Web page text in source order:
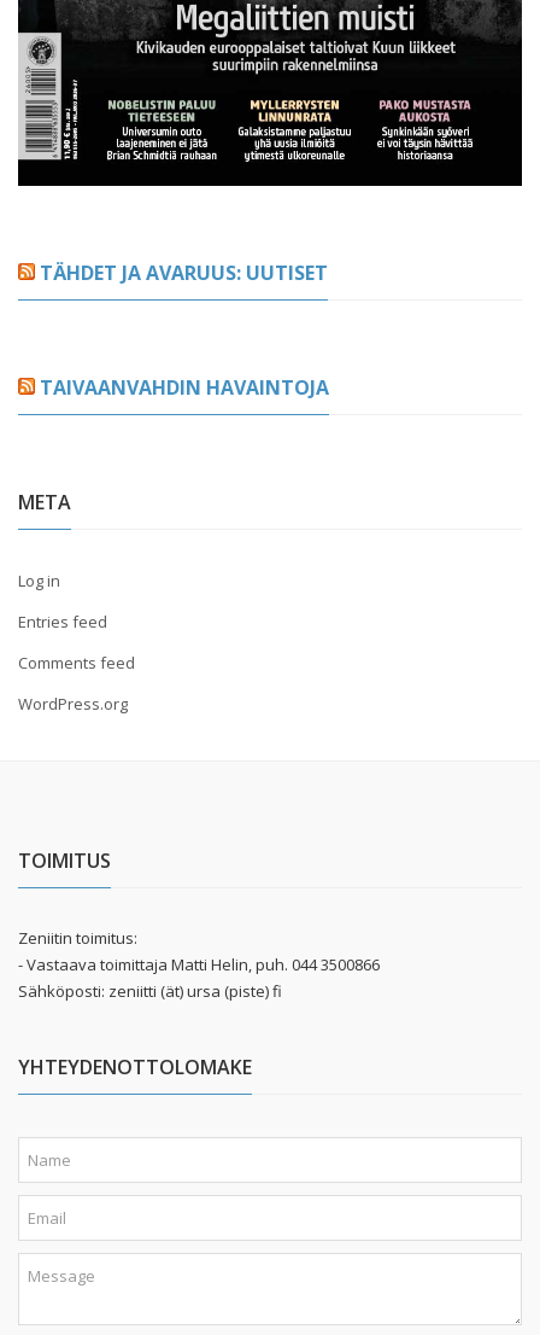
TÄHDET JA AVARUUS: UUTISET
TAIVAANVAHDIN HAVAINTOJA
META
Log in
Entries feed
Comments feed
WordPress.org
TOIMITUS
Zeniitin toimitus:
- Vastaava toimittaja Matti Helin, puh. 044 3500866
Sähköposti: zeniitti (ät) ursa (piste) fi
YHTEYDENOTTOLOMAKE